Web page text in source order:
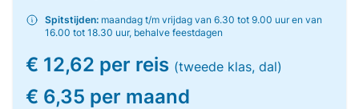
Spitstijden: maandag t/m vrijdag van 6.30 tot 9.00 uur en van
16.00 tot 18.30 uur, behalve feestdagen
€ 12,62 per reis (tweede klas, dal)
€ 6,35 per maand